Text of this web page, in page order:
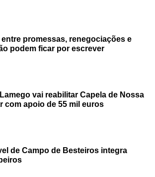
promessas, renegociações e
podem ficar por escrever
vai reabilitar Capela de Nossa
com apoio de 55 mil euros
de Campo de Besteiros integra